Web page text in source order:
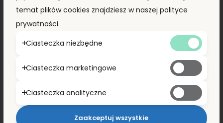
temat plików cookies znajdziesz w naszej polityce
prywatności.
Ciasteczka niezbędne
Ciasteczka marketingowe
Ciasteczka analityczne
Zaakceptuj wszystkie